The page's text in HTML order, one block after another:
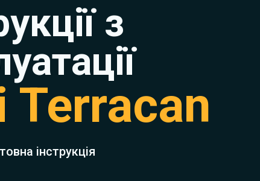
з
Terracan
інструкція